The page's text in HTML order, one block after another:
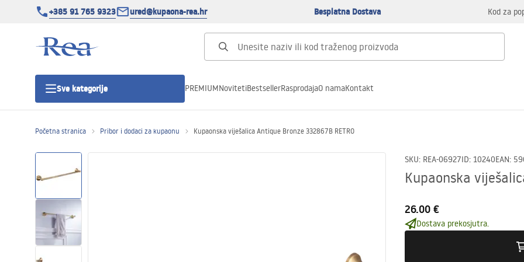
+385 91 765 9323 ured@kupaona-rea.hr Besplatna Dostava Kod za
Sve kategorije
Tuš vrata
Tuš kade
Linearni odvodi
PREMIUMNovitetiBestsellerRasprodajaO namaKontakt
Početna stranica Pribor i dodaci za kupaonu Kupaonska viješalica Antique Bronze 332867B RETRO
SKU: REA-06927ID: 10240EAN:
Kupaonska
26.00 €
Dostava prekosjutra.